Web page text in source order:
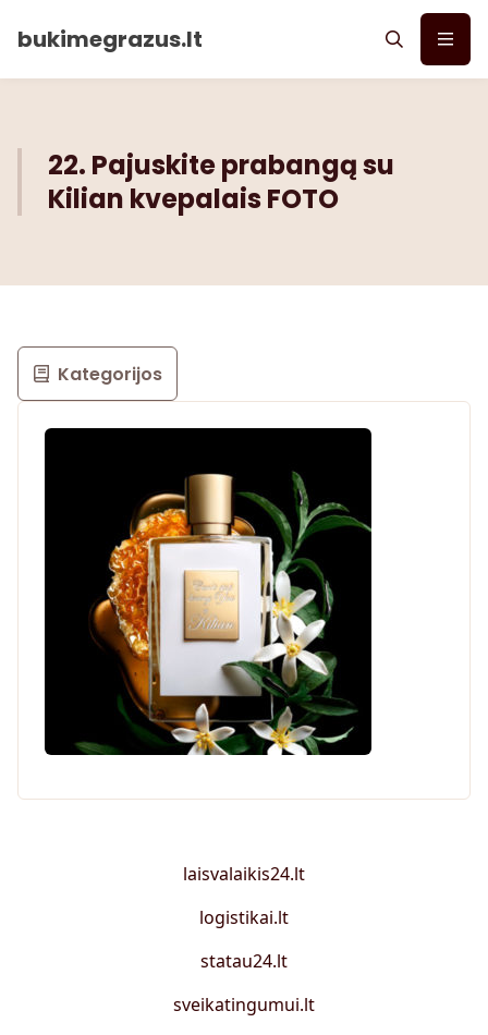
bukimegrazus.lt
22. Pajuskite prabangą su
Kilian kvepalais FOTO
Kategorijos
laisvalaikis24.lt
logistikai.lt
statau24.lt
sveikatingumui.lt